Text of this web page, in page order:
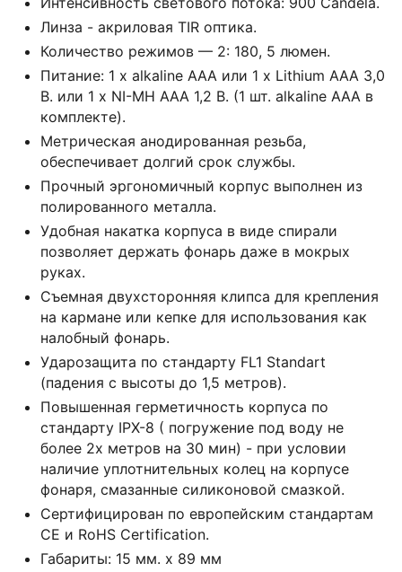
Линза - акриловая ТIR оптика.
Количество режимов — 2: 180, 5 люмен.
Питание: 1 х аlkаlinе ААА или 1 х Lithium ААА 3,0
В. или 1 х NI-МН ААА 1,2 В. (1 шт. аlkаlinе ААА в
комплекте).
Метрическая анодированная резьба,
обеспечивает долгий срок службы.
Прочный эргономичный корпус выполнен из
полированного металла.
Удобная накатка корпуса в виде спирали
позволяет держать фонарь даже в мокрых
руках.
Съемная двухсторонняя клипса для крепления
на кармане или кепке для использования как
налобный фонарь.
Ударозащита по стандарту FL1 Stаndаrt
(падения с высоты до 1,5 метров).
Повышенная герметичность корпуса по
стандарту IРХ-8 ( погружение под воду не
более 2х метров на 30 мин) - при условии
наличие уплотнительных колец на корпусе
фонаря, смазанные силиконовой смазкой.
Сертифицирован по европейским стандартам
СЕ и RоНS Сеrtifiсаtiоn.
Габариты: 15 мм. х 89 мм